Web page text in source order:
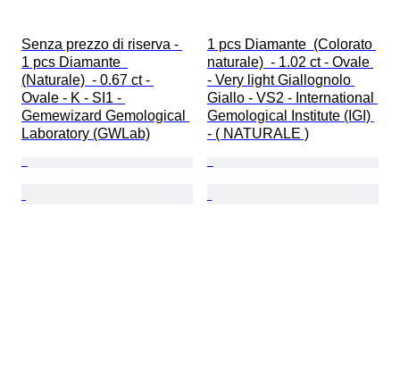
Senza prezzo di riserva -
1 pcs Diamante
(Naturale)  - 0.67 ct -
Ovale - K - SI1 -
Gemewizard Gemological
Laboratory (GWLab)
1 pcs Diamante  (Colorato
naturale)  - 1.02 ct - Ovale
- Very light Giallognolo
Giallo - VS2 - International
Gemological Institute (IGI)
- ( NATURALE )